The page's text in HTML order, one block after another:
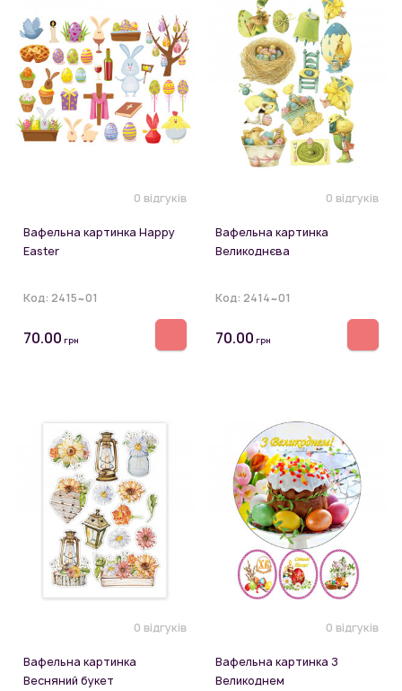
0 відгуків
Вафельна картинка Happy
Easter
Код: 2415~01
70.00 грн
0 відгуків
Вафельна картинка
Великоднєва
Код: 2414~01
70.00 грн
0 відгуків
Вафельна картинка
Весняний букет
0 відгуків
Вафельна картинка З
Великоднем